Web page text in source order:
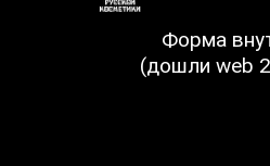
Форма
(дошли web